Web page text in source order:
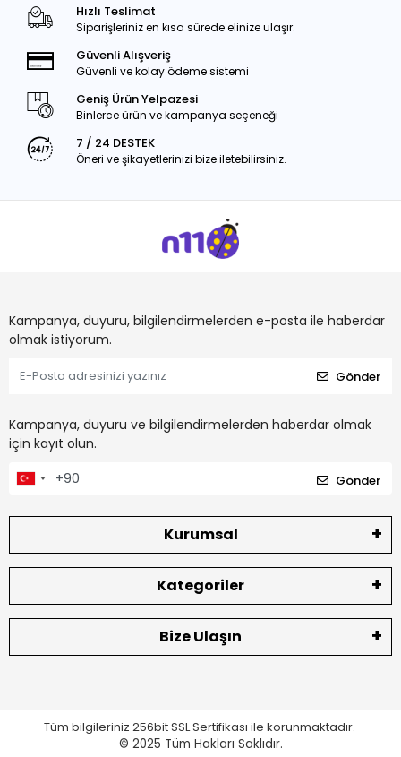
Hızlı Teslimat
Siparişleriniz en kısa sürede elinize ulaşır.
Güvenli Alışveriş
Güvenli ve kolay ödeme sistemi
Geniş Ürün Yelpazesi
Binlerce ürün ve kampanya seçeneği
7 / 24 DESTEK
Öneri ve şikayetlerinizi bize iletebilirsiniz.
Kampanya, duyuru, bilgilendirmelerden e-posta ile haberdar
olmak istiyorum.
Gönder
Kampanya, duyuru ve bilgilendirmelerden haberdar olmak
için kayıt olun.
Gönder
Kurumsal
Kategoriler
Bize Ulaşın
Tüm bilgileriniz 256bit SSL Sertifikası ile korunmaktadır.
© 2025 Tüm Hakları Saklıdır.